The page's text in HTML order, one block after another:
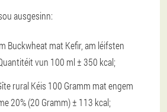
ausgesinn:
Buckwheat mat Kefir, am léifsten
vun 100 ml ± 350 kcal;
rural Kéis 100 Gramm mat engem
20% (20 Gramm) ± 113 kcal;